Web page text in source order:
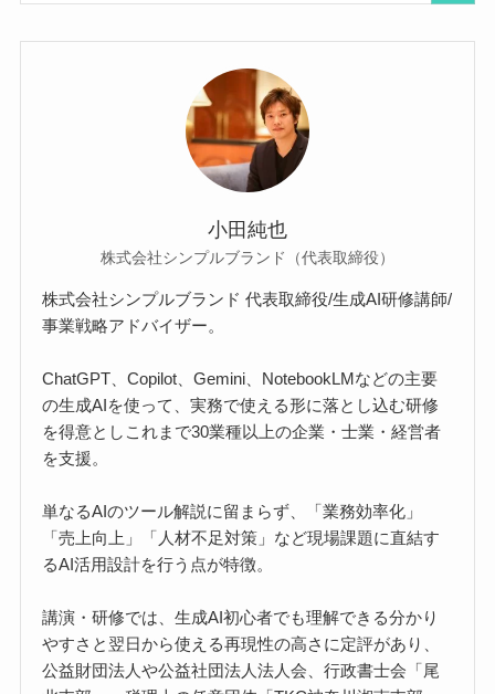
小田純也
株式会社シンプルブランド（代表取締役）
株式会社シンプルブランド 代表取締役/生成AI研修講師/
事業戦略アドバイザー。
ChatGPT、Copilot、Gemini、NotebookLMなどの主要
の生成AIを使って、実務で使える形に落とし込む研修
を得意としこれまで30業種以上の企業・士業・経営者
を支援。
単なるAIのツール解説に留まらず、「業務効率化」
「売上向上」「人材不足対策」など現場課題に直結す
るAI活用設計を行う点が特徴。
講演・研修では、生成AI初心者でも理解できる分かり
やすさと翌日から使える再現性の高さに定評があり、
公益財団法人や公益社団法人法人会、行政書士会「尾